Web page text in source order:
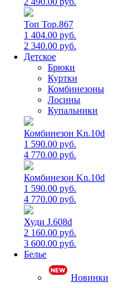
Топ Top.867
1 404.00 руб.
2 340.00 руб.
Детское
Брюки
Куртки
Комбинезоны
Лосины
Купальники
Комбинезон Kn.10d
1 590.00 руб.
4 770.00 руб.
Комбинезон Kn.10d
1 590.00 руб.
4 770.00 руб.
Худи J.608d
2 160.00 руб.
3 600.00 руб.
Белье
Новинки